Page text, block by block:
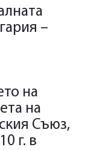
–
на
на
Съюз,
г. в